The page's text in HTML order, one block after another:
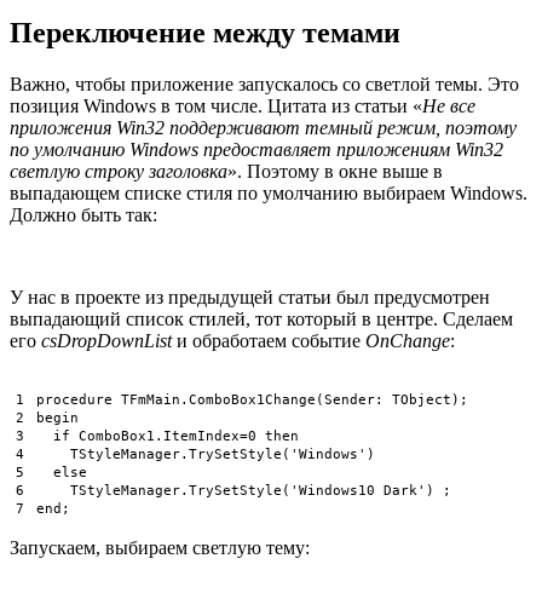
Переключение между темами
Важно, чтобы приложение запускалось со светлой темы. Это
позиция Windows в том числе. Цитата из статьи «Не все
приложения Win32 поддерживают темный режим, поэтому
по умолчанию Windows предоставляет приложениям Win32
светлую строку заголовка». Поэтому в окне выше в
выпадающем списке стиля по умолчанию выбираем Windows.
Должно быть так:
У нас в проекте из предыдущей статьи был предусмотрен
выпадающий список стилей, тот который в центре. Сделаем
его csDropDownListи обработаем событие OnChange:
1
2
3
4
5
6
7
procedure TFmMain . ComboBox1Change ( Sender: TObject ) ;
begin
if
ComboBox1 . ItemIndex=0
then
TStyleManager. TrySetStyle ( 'Windows' )
else
TStyleManager. TrySetStyle ( 'Windows10 Dark' )
;
end ;
Запускаем, выбираем светлую тему: